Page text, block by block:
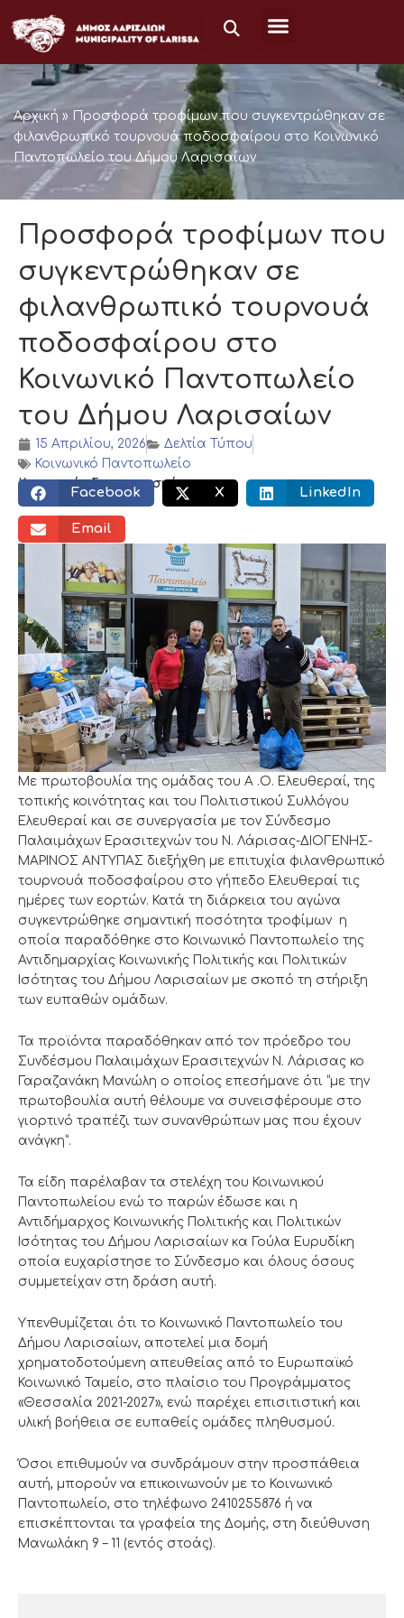
στο
περιεχόμενο
Αρχική »
Προσφορά τροφίμων που συγκεντρώθηκαν σε
φιλανθρωπικό τουρνουά ποδοσφαίρου στο Κοινωνικό
Παντοπωλείο του Δήμου Λαρισαίων
Προσφορά τροφίμων που
συγκεντρώθηκαν σε
φιλανθρωπικό τουρνουά
ποδοσφαίρου στο
Κοινωνικό Παντοπωλείο
του Δήμου Λαρισαίων
15 Απριλίου, 2026
Δελτία Τύπου
Κοινωνικό Παντοπωλείο
Κοινωνικός διαμοιρασμός:
Facebook X LinkedIn
Email
Με πρωτοβουλία της ομάδας του Α .Ο. Ελευθεραί, της
τοπικής κοινότητας και του Πολιτιστικού Συλλόγου
Ελευθεραί και σε συνεργασία με τον Σύνδεσμο
Παλαιμάχων Ερασιτεχνών του Ν. Λάρισας-ΔΙΟΓΕΝΗΣ-
ΜΑΡΙΝΟΣ ΑΝΤΥΠΑΣ διεξήχθη με επιτυχία φιλανθρωπικό
τουρνουά ποδοσφαίρου στο γήπεδο Ελευθεραί τις
ημέρες των εορτών. Κατά τη διάρκεια του αγώνα
συγκεντρώθηκε σημαντική ποσότητα τροφίμων η
οποία παραδόθηκε στο Κοινωνικό Παντοπωλείο της
Αντιδημαρχίας Κοινωνικής Πολιτικής και Πολιτικών
Ισότητας του Δήμου Λαρισαίων με σκοπό τη στήριξη
των ευπαθών ομάδων.
Τα προϊόντα παραδόθηκαν από τον πρόεδρο του
Συνδέσμου Παλαιμάχων Ερασιτεχνών Ν. Λάρισας κο
Γαραζανάκη Μανώλη ο οποίος επεσήμανε ότι “με την
πρωτοβουλία αυτή θέλουμε να συνεισφέρουμε στο
γιορτινό τραπέζι των συνανθρώπων μας που έχουν
ανάγκη”.
Τα είδη παρέλαβαν τα στελέχη του Κοινωνικού
Παντοπωλείου ενώ το παρών έδωσε και η
Αντιδήμαρχος Κοινωνικής Πολιτικής και Πολιτικών
Ισότητας του Δήμου Λαρισαίων κα Γούλα Ευρυδίκη
οποία ευχαρίστησε το Σύνδεσμο και όλους όσους
συμμετείχαν στη δράση αυτή.
Υπενθυμίζεται ότι το Κοινωνικό Παντοπωλείο του
Δήμου Λαρισαίων, αποτελεί μια δομή
χρηματοδοτούμενη απευθείας από το Ευρωπαϊκό
Κοινωνικό Ταμείο, στο πλαίσιο του Προγράμματος
«Θεσσαλία 2021-2027», ενώ παρέχει επισιτιστική και
υλική βοήθεια σε ευπαθείς ομάδες πληθυσμού.
Όσοι επιθυμούν να συνδράμουν στην προσπάθεια
αυτή, μπορούν να επικοινωνούν με το Κοινωνικό
Παντοπωλείο, στο τηλέφωνο 2410255876 ή να
επισκέπτονται τα γραφεία της Δομής, στη διεύθυνση
Μανωλάκη 9 – 11 (εντός στοάς).